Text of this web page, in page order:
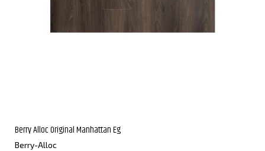
Berry Alloc Original Manhattan Eg
Berry-Alloc